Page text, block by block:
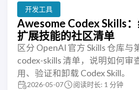
开发工具
Awesome Codex Skills
扩展技能的社区清单
区分 OpenAI 官方 Skills 仓库与
codex-skills 清单，说明如何审
用、验证和卸载 Codex Skill。
2026-05-07 阅读时长: 1 分钟